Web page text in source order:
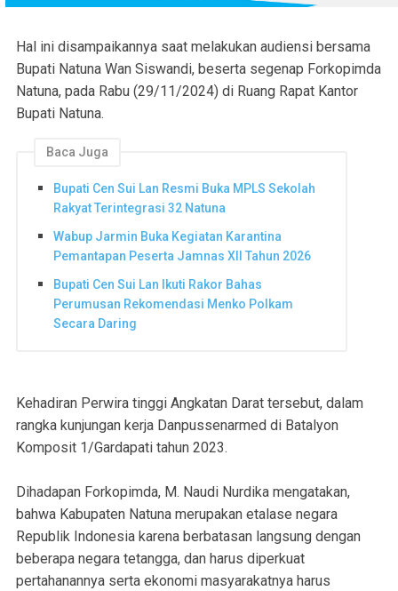
Hal ini disampaikannya saat melakukan audiensi bersama
Bupati Natuna Wan Siswandi, beserta segenap Forkopimda
Natuna, pada Rabu (29/11/2024) di Ruang Rapat Kantor
Bupati Natuna.
Baca Juga
Bupati Cen Sui Lan Resmi Buka MPLS Sekolah
Rakyat Terintegrasi 32 Natuna
Wabup Jarmin Buka Kegiatan Karantina
Pemantapan Peserta Jamnas XII Tahun 2026
Bupati Cen Sui Lan Ikuti Rakor Bahas
Perumusan Rekomendasi Menko Polkam
Secara Daring
Kehadiran Perwira tinggi Angkatan Darat tersebut, dalam
rangka kunjungan kerja Danpussenarmed di Batalyon
Komposit 1/Gardapati tahun 2023.
Dihadapan Forkopimda, M. Naudi Nurdika mengatakan,
bahwa Kabupaten Natuna merupakan etalase negara
Republik Indonesia karena berbatasan langsung dengan
beberapa negara tetangga, dan harus diperkuat
pertahanannya serta ekonomi masyarakatnya harus